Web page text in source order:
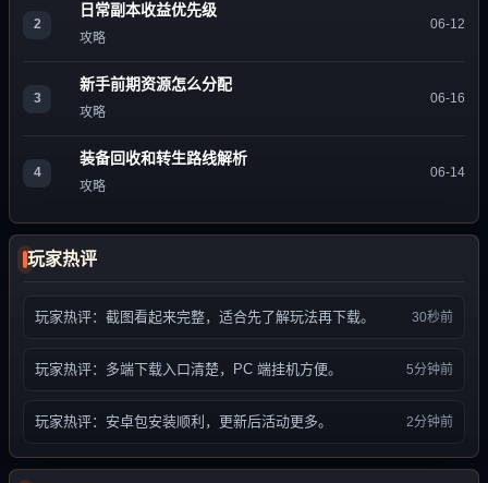
2
日常副本收益优先级
攻略
06-12
3
新手前期资源怎么分配
攻略
06-16
4
装备回收和转生路线解析
攻略
06-14
玩家热评
玩家热评：截图看起来完整，适合先了解玩法再下载。 30秒前
玩家热评：多端下载入口清楚，PC 端挂机方便。 5分钟前
玩家热评：安卓包安装顺利，更新后活动更多。 2分钟前